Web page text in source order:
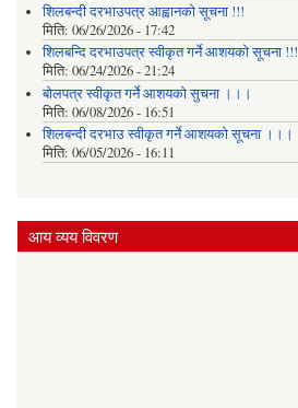
शिलबन्दी दरभाउपत्र आह्वानको सूचना !!!
मिति: 06/26/2026 - 17:42
शिलबन्दि दरभाउपत्र स्वीकृत गर्ने आशयकाे सूचना !!!
मिति: 06/24/2026 - 21:24
बोलपत्र स्वीकृत गर्ने आशयको सुचना ।।।
मिति: 06/08/2026 - 16:51
शिलबन्दी दरभाउ स्वीकृत गर्ने आशयको सूचना ।।।
मिति: 06/05/2026 - 16:11
आय व्यय विवरण